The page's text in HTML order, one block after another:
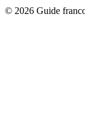
© 2026 Guide